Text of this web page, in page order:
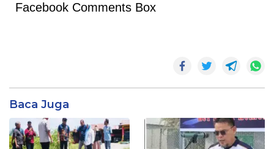
Facebook Comments Box
Baca Juga